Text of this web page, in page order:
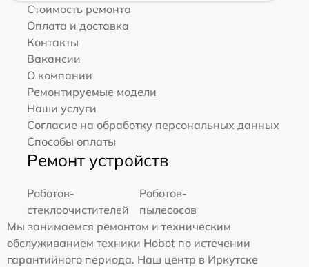
Стоимость ремонта
Оплата и доставка
Контакты
Вакансии
О компании
Ремонтируемые модели
Наши услуги
Согласие на обработку персональных данных
Способы оплаты
Ремонт устройств
Роботов-
стеклоочистителей
Роботов-
пылесосов
Мы занимаемся ремонтом и техническим
обслуживанием техники Hobot по истечении
гарантийного периода. Наш центр в Иркутске